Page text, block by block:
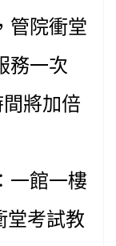
管院衝堂
務一次
將加倍
一館一樓
堂考試教